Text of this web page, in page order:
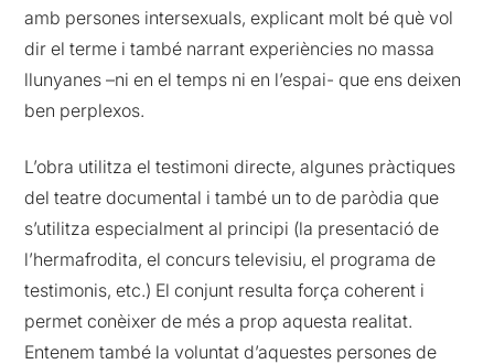
amb persones intersexuals, explicant molt bé què vol
dir el terme i també narrant experiències no massa
llunyanes –ni en el temps ni en l’espai- que ens deixen
ben perplexos.
L’obra utilitza el testimoni directe, algunes pràctiques
del teatre documental i també un to de paròdia que
s’utilitza especialment al principi (la presentació de
l’hermafrodita, el concurs televisiu, el programa de
testimonis, etc.) El conjunt resulta força coherent i
permet conèixer de més a prop aquesta realitat.
Entenem també la voluntat d’aquestes persones de